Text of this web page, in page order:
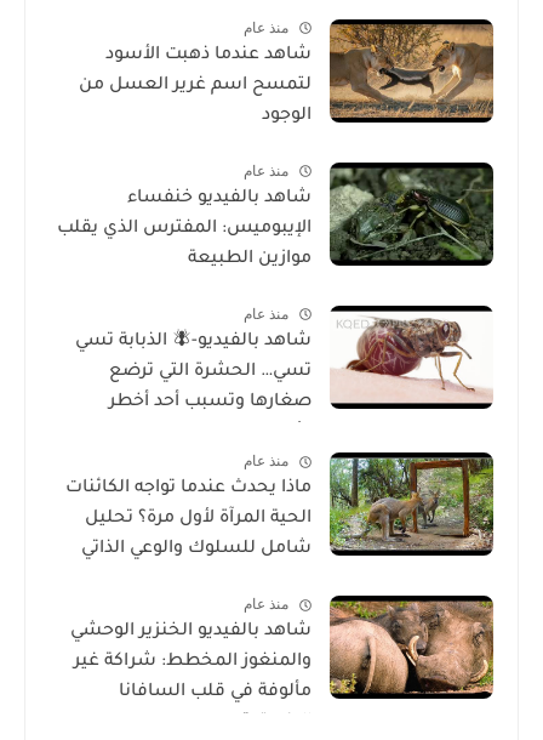
منذ عام
شاهد عندما ذهبت الأسود
لتمسح اسم غرير العسل من
الوجود
منذ عام
شاهد بالفيديو خنفساء
الإيبوميس: المفترس الذي يقلب
موازين الطبيعة
منذ عام
شاهد بالفيديو-🪰 الذبابة تسي
تسي… الحشرة التي ترضع
صغارها وتسبب أحد أخطر
منذ عام
ماذا يحدث عندما تواجه الكائنات
الحية المرآة لأول مرة؟ تحليل
شامل للسلوك والوعي الذاتي
منذ عام
شاهد بالفيديو الخنزير الوحشي
والمنغوز المخطط: شراكة غير
مألوفة في قلب السافانا